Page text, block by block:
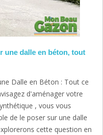
une dalle en béton, tout
Dalle en Béton : Tout ce
d'aménager votre
, vous vous
de le poser sur une dalle
cette question en